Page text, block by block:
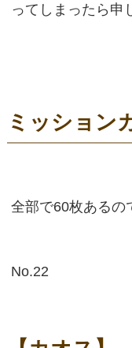
ってしまったら申
ミッション
全部で60枚あるの
No.22